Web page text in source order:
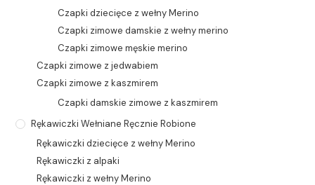
Czapki dziecięce z wełny Merino
Czapki zimowe damskie z wełny merino
Czapki zimowe męskie merino
Czapki zimowe z jedwabiem
Czapki zimowe z kaszmirem
Czapki damskie zimowe z kaszmirem
Rękawiczki Wełniane Ręcznie Robione
Rękawiczki dziecięce z wełny Merino
Rękawiczki z alpaki
Rękawiczki z wełny Merino